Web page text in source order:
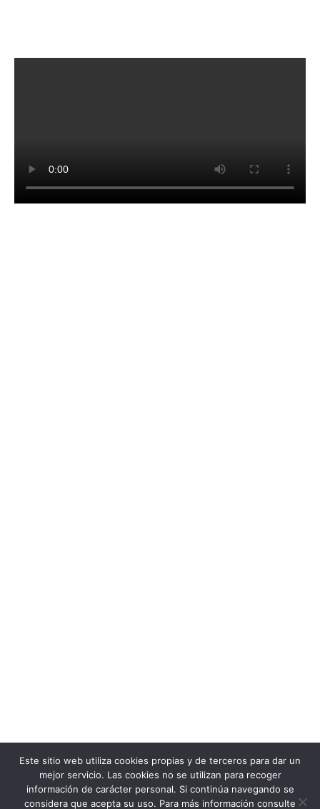
Este sitio web utiliza cookies propias y de terceros para dar un
mejor servicio. Las cookies no se utilizan para recoger
información de carácter personal. Si continúa navegando se
considera que acepta su uso. Para más información consulte